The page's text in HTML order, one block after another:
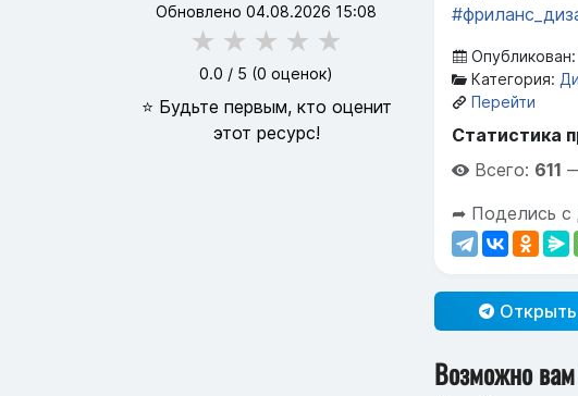
Обновлено 04.08.2026 15:08
★ ★ ★ ★ ★
0.0 / 5 (0 оценок)
⭐ Будьте первым, кто оценит
этот ресурс!
Категория:
Перейти
Статистика
Всего: 611
➦ Поделись с
Возможно